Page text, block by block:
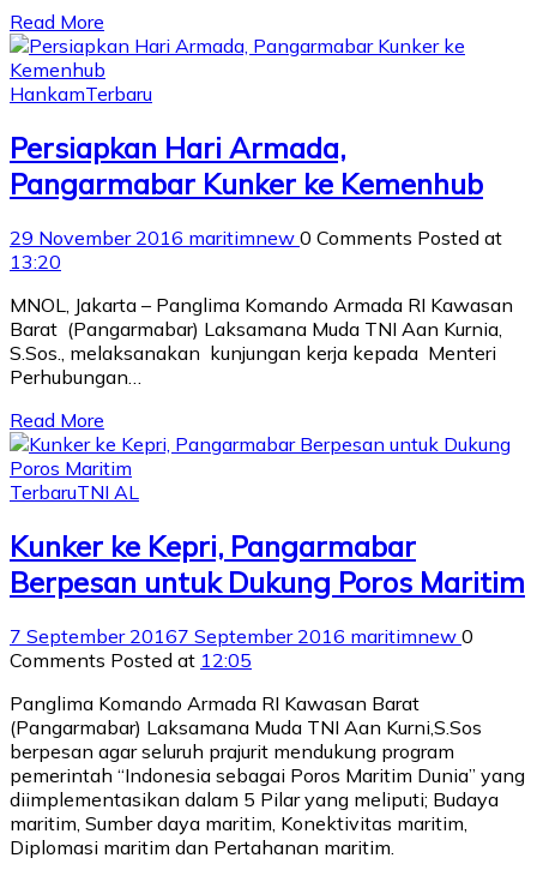
Read More
HankamTerbaru
Persiapkan Hari Armada,
Pangarmabar Kunker ke Kemenhub
29 November 2016 maritimnew 0 Comments Posted at
13:20
MNOL, Jakarta – Panglima Komando Armada RI Kawasan
Barat (Pangarmabar) Laksamana Muda TNI Aan Kurnia,
S.Sos., melaksanakan kunjungan kerja kepada Menteri
Perhubungan…
Read More
TerbaruTNI AL
Kunker ke Kepri, Pangarmabar
Berpesan untuk Dukung Poros Maritim
7 September 20167 September 2016 maritimnew 0
Comments Posted at 12:05
Panglima Komando Armada RI Kawasan Barat
(Pangarmabar) Laksamana Muda TNI Aan Kurni,S.Sos
berpesan agar seluruh prajurit mendukung program
pemerintah “Indonesia sebagai Poros Maritim Dunia” yang
diimplementasikan dalam 5 Pilar yang meliputi; Budaya
maritim, Sumber daya maritim, Konektivitas maritim,
Diplomasi maritim dan Pertahanan maritim.